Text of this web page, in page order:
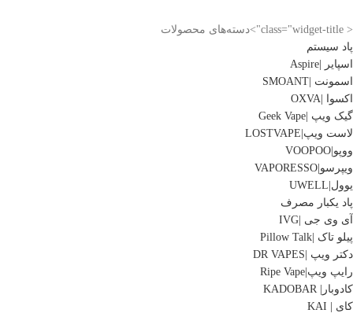
< class="widget-title">دسته‌های محصولات
پاد سیستم
اسپایر |Aspire
اسمونت |SMOANT
اکسوا |OXVA
گیک ویپ |Geek Vape
لاست ویپ|LOSTVAPE
ووپو|VOOPOO
ویپرسو|VAPORESSO
یوول|UWELL
پاد یکبار مصرف
آی وی جی |IVG
پیلو تاک |Pillow Talk
دکتر ویپ |DR VAPES
رایپ ویپ|Ripe Vape
کادوبار| KADOBAR
کای | KAI